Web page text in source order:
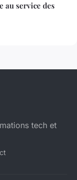
au service des
tech et